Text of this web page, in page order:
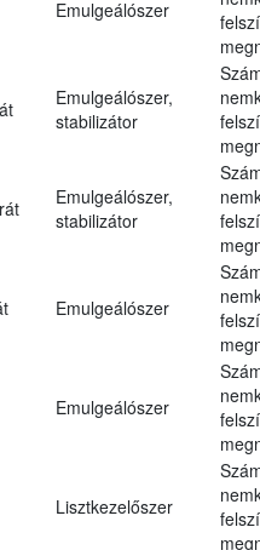
Emulgeálószer
Emulgeálószer,
stabilizátor
Emulgeálószer,
stabilizátor
Emulgeálószer
Emulgeálószer
Lisztkezelőszer